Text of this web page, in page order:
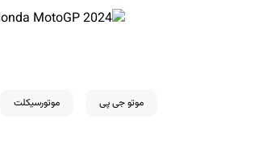
موتو جی پی موتورسیکلت